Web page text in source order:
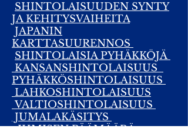
SHINTOLAISUUDEN SYNTY
JA KEHITYSVAIHEITA
JAPANIN
KARTTASUURENNOS
SHINTOLAISIA PYHÄKKÖJÄ
KANSANSHINTOLAISUUS
PYHÄKKÖSHINTOLAISUUS
LAHKOSHINTOLAISUUS
VALTIOSHINTOLAISUUS
JUMALAKÄSITYS
IHMISEN PÄÄMÄÄRÄ